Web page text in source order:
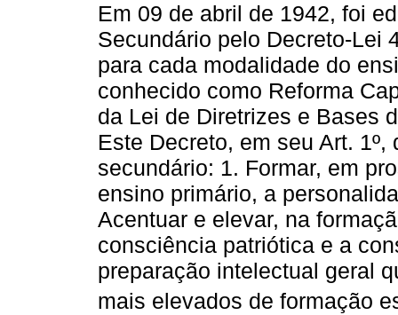
Em 09 de abril de 1942, foi
Secundário pelo Decreto-Lei
para cada modalidade do
conhecido como Reforma
da Lei de Diretrizes e Bases
Este Decreto, em seu Art.
secundário: 1. Formar, em
ensino primário, a
Acentuar e elevar, na
consciência patriótica e a
preparação intelectual geral
mais elevados de formação